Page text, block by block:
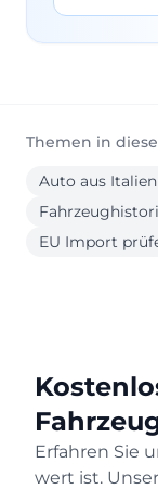
Themen in
Auto aus
EU Import
Erfahren Sie
wert ist.